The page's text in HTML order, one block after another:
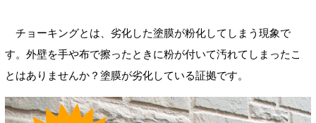
チョーキングとは、劣化した塗膜が粉化してしまう現象で
す。外壁を手や布で擦ったときに粉が付いて汚れてしまったこ
とはありませんか？塗膜が劣化している証拠です。